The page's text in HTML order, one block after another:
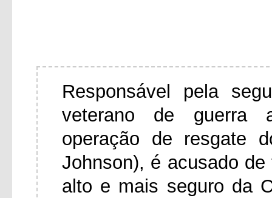
Responsável pela
veterano de guerra
operação de resgate
Johnson), é acusado
alto e mais seguro da